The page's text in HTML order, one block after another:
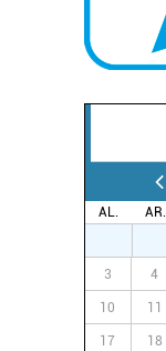
AL. AR.
3 4
10 11
17 18